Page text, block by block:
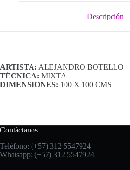
Descripción
ARTISTA: ALEJANDRO BOTELLO
TÉCNICA: MIXTA
DIMENSIONES: 100 X 100 CMS
Contáctanos
Teléfono: (+57) 312 5547924
Whatsapp: (+57) 312 5547924